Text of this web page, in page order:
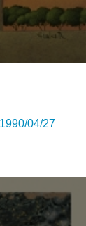
04/27